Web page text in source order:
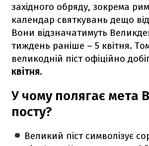
західного обряду, зокрема
календар святкувань дещо
Вони відзначатимуть
тиждень раніше – 5 квітня.
великодній піст офіційно
квітня.
У чому полягає мета
посту?
Великий піст символізує